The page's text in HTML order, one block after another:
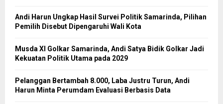
Andi Harun Ungkap Hasil Survei Politik Samarinda, Pilihan
Pemilih Disebut Dipengaruhi Wali Kota
Musda XI Golkar Samarinda, Andi Satya Bidik Golkar Jadi
Kekuatan Politik Utama pada 2029
Pelanggan Bertambah 8.000, Laba Justru Turun, Andi
Harun Minta Perumdam Evaluasi Berbasis Data